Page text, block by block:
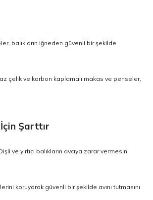
balıkların iğneden güvenli bir şekilde
çelik ve karbon kaplamalı makas ve penseler,
Şarttır
ve yırtıcı balıkların avcıya zarar vermesini
koruyarak güvenli bir şekilde avını tutmasını